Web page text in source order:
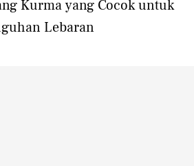
Kurma yang Cocok untuk
Lebaran